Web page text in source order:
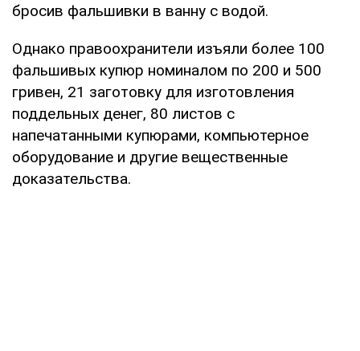
бросив фальшивки в ванну с водой.
Однако правоохранители изъяли более 100
фальшивых купюр номиналом по 200 и 500
гривен, 21 заготовку для изготовления
поддельных денег, 80 листов с
напечатанными купюрами, компьютерное
оборудование и другие вещественные
доказательства.